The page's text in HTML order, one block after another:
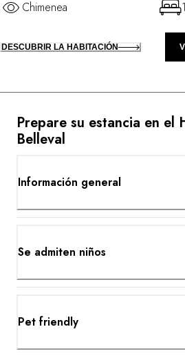
Prepare su estancia en el
Belleval
Información general
Se admiten niños
Pet friendly
Chimenea
DESCUBRIR LA HABITACIÓN